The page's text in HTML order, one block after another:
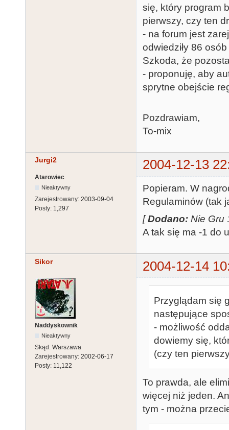
się, który program
pierwszy, czy ten
- na forum jest
odwiedziły 86
Szkoda, że
- proponuję, aby
sprytne obejście
Pozdrawiam,
To-mix
Jurgi2 2004-12-13
Atarowiec
Nieaktywny
Zarejestrowany: 2003-09-04
Posty: 1,297
Popieram. W
Regulaminów (tak
[Dodano: Nie Gru
A tak się ma -1 do
Sikor 2004-12-14
Naddyskownik
Nieaktywny
Skąd: Warszawa
Zarejestrowany: 2002-06-17
Posty: 11,122
Przyglądam się
następujące
- możliwość
dowiemy się,
(czy ten
To prawda, ale
więcej niż jeden.
tym - można